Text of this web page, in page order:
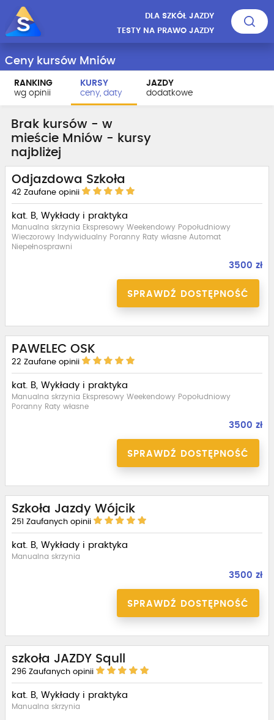
DLA SZKÓŁ JAZDY
TESTY NA PRAWO JAZDY
Ceny kursów Mniów
RANKING
wg opinii
KURSY
ceny, daty
JAZDY
dodatkowe
Brak kursów - w
mieście Mniów - kursy
najbliżej
Odjazdowa Szkoła
42 Zaufane opinii
kat. B, Wykłady i praktyka
Manualna skrzynia Ekspresowy Weekendowy Popołudniowy
Wieczorowy Indywidualny Poranny Raty własne Automat
Niepełnosprawni
3500 zł
SPRAWDŹ DOSTĘPNOŚĆ
PAWELEC OSK
22 Zaufane opinii
kat. B, Wykłady i praktyka
Manualna skrzynia Ekspresowy Weekendowy Popołudniowy
Poranny Raty własne
3500 zł
SPRAWDŹ DOSTĘPNOŚĆ
Szkoła Jazdy Wójcik
251 Zaufanych opinii
kat. B, Wykłady i praktyka
Manualna skrzynia
3500 zł
SPRAWDŹ DOSTĘPNOŚĆ
szkoła JAZDY Squll
296 Zaufanych opinii
kat. B, Wykłady i praktyka
Manualna skrzynia